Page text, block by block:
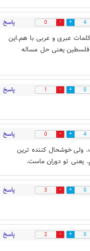
4
0 پاسخ
عبری و عربی با هم.این
فلسطین یعنی حل مساله
0
1 پاسخ
4
0 پاسخ
ولی خوشحال کننده ترین
یعنی تو دوران ماست.
0
3 پاسخ
0
2 پاسخ